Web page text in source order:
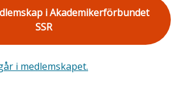
i Akademikerförbundet
SSR
i medlemskapet.